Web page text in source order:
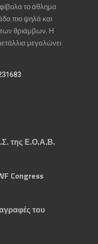
το άθλημα
πιο ψηλά και
των θριάμβων. Η
μεγαλώνει
της Ε.Ο.Α.Β.
Congress
του